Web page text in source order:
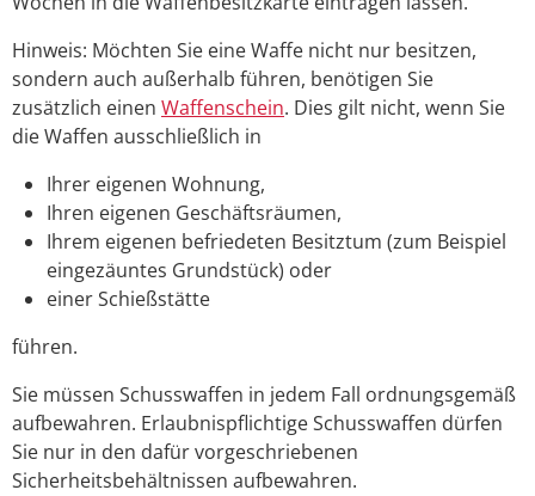
Hinweis: Möchten Sie eine Waffe nicht nur besitzen,
sondern auch außerhalb führen, benötigen Sie
zusätzlich einen Waffenschein. Dies gilt nicht, wenn Sie
die Waffen ausschließlich in
Ihrer eigenen Wohnung,
Ihren eigenen Geschäftsräumen,
Ihrem eigenen befriedeten Besitztum (zum Beispiel
eingezäuntes Grundstück) oder
einer Schießstätte
führen.
Sie müssen Schusswaffen in jedem Fall ordnungsgemäß
aufbewahren. Erlaubnispflichtige Schusswaffen dürfen
Sie nur in den dafür vorgeschriebenen
Sicherheitsbehältnissen aufbewahren.